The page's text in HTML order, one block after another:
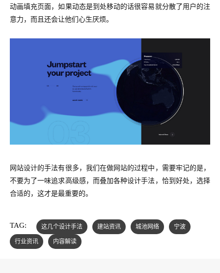
动画填充页面，如果动态是到处移动的话很容易就分散了用户的注
意力，而且还会让他们心生厌烦。
网站设计的手法有很多，我们在做网站的过程中，需要牢记的是，
不要为了一味追求高级感，而叠加各种设计手法，恰到好处，选择
合适的，这才是最重要的。
TAG: 这几个设计手法 建站资讯 城池网络
宁波
行业资讯
内容解读